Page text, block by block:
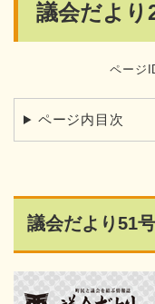
議会だより
ページ
ページ内目次
議会だより51